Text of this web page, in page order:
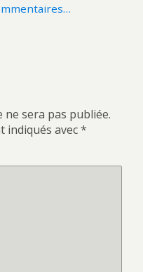
ne sera pas publiée.
indiqués avec*